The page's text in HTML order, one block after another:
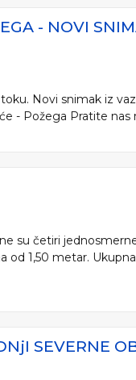
- NOVI
Novi snimak iz
- Požega Pratite nas
su četiri
1,50 metar. Ukupna
SEVERNE